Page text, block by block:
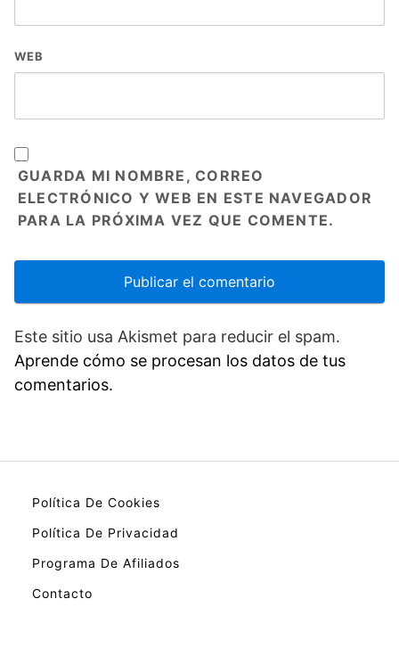
WEB
GUARDA MI NOMBRE, CORREO
ELECTRÓNICO Y WEB EN ESTE NAVEGADOR
PARA LA PRÓXIMA VEZ QUE COMENTE.
Este sitio usa Akismet para reducir el spam.
Aprende cómo se procesan los datos de tus
comentarios.
Política De Cookies
Política De Privacidad
Programa De Afiliados
Contacto